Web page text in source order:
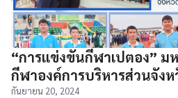
“การแข่งขันกีฬาเปตอง” ม
กีฬาองค์การบริหารส่วนจังห
กันยายน 20, 2024